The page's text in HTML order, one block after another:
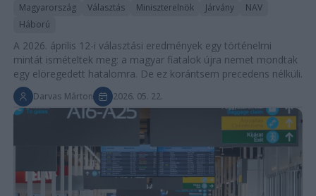
Magyarország Választás Miniszterelnök Járvány
NAV
Háború
A 2026. április 12-i választási eredmények egy történelmi
mintát ismételtek meg: a magyar fiatalok újra nemet mondtak
egy elöregedett hatalomra. De ez korántsem precedens nélküli.
Darvas Márton 2026. 05. 22.